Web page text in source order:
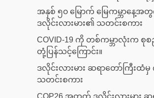
အနှစ် ၅၀ မြောက် မြေကမ္ဘာနေ့အ
ဒလိုင်းလားမား၏ သတင်းစကား
COVID-19 ကို တစ်ကမ္ဘာလုံးက
တုံ့ပြန်သင့်ကြောင်း။
ဒလိုင်းလားမား ဆရာတော်ကြီးထံ
သတင်းစကား
COP26 အတွက် ဒလိုင်းလားမား